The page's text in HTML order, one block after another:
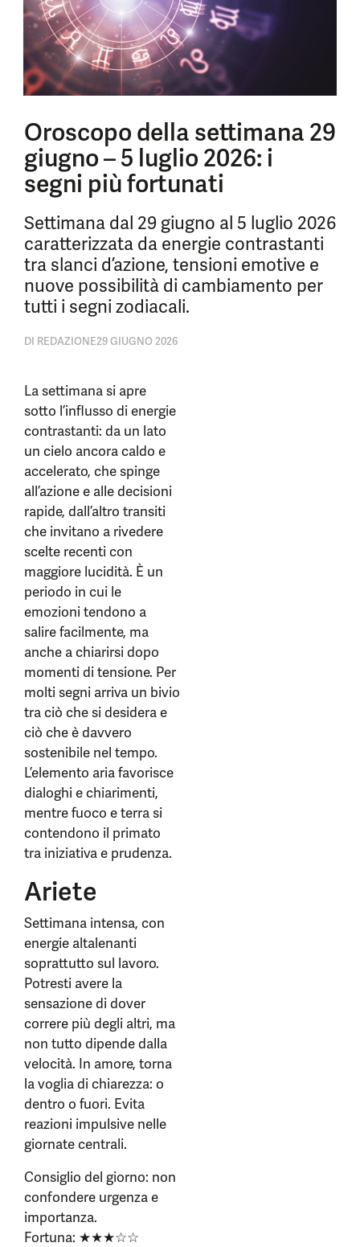
Oroscopo della settimana 29
giugno – 5 luglio 2026: i
segni più fortunati
Settimana dal 29 giugno al 5 luglio 2026
caratterizzata da energie contrastanti
tra slanci d’azione, tensioni emotive e
nuove possibilità di cambiamento per
tutti i segni zodiacali.
DI REDAZIONE29 GIUGNO 2026
La settimana si apre
sotto l’influsso di energie
contrastanti: da un lato
un cielo ancora caldo e
accelerato, che spinge
all’azione e alle decisioni
rapide, dall’altro transiti
che invitano a rivedere
scelte recenti con
maggiore lucidità. È un
periodo in cui le
emozioni tendono a
salire facilmente, ma
anche a chiarirsi dopo
momenti di tensione. Per
molti segni arriva un bivio
tra ciò che si desidera e
ciò che è davvero
sostenibile nel tempo.
L’elemento aria favorisce
dialoghi e chiarimenti,
mentre fuoco e terra si
contendono il primato
tra iniziativa e prudenza.
Ariete
Settimana intensa, con
energie altalenanti
soprattutto sul lavoro.
Potresti avere la
sensazione di dover
correre più degli altri, ma
non tutto dipende dalla
velocità. In amore, torna
la voglia di chiarezza: o
dentro o fuori. Evita
reazioni impulsive nelle
giornate centrali.
Consiglio del giorno: non
confondere urgenza e
importanza.
Fortuna: ★★★☆☆